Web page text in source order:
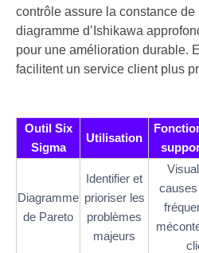
contrôle assure la constance de
diagramme d’Ishikawa
pour une amélioration durable.
facilitent un service client plus
Outil Six
Sigma
Utilisation
Diagramme
de Pareto
Identifier et
prioriser les
problèmes
majeurs